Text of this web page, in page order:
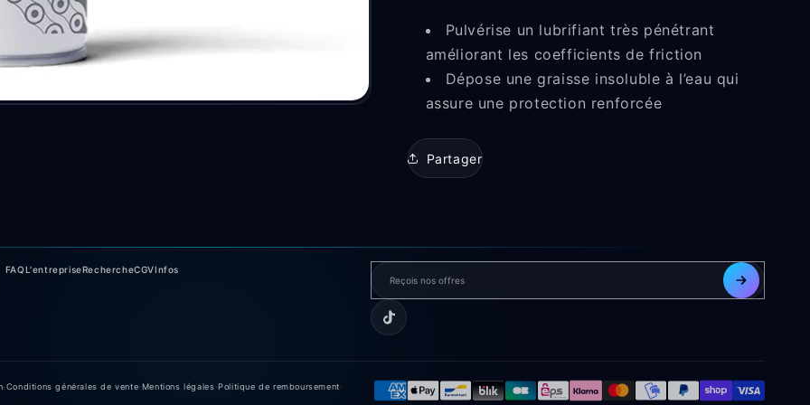
Pulvérise un lubrifiant très pénétrant
améliorant les coefficients de friction
Dépose une graisse insoluble à l’eau qui
assure une protection renforcée
Partager
FAQL'entrepriseRechercheCGVInfos
·Conditions générales de vente·Mentions légales·Politique de remboursement·